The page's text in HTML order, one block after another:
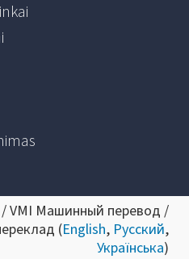
VMI Машинный перевод /
(English, Русский,
Українська)